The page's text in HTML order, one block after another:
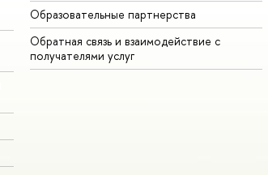
Образовательные партнерства
Обратная связь и взаимодействие с
получателями услуг